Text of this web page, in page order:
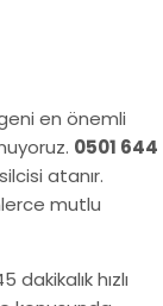
en önemli
0501 644
atanır.
mutlu
hızlı